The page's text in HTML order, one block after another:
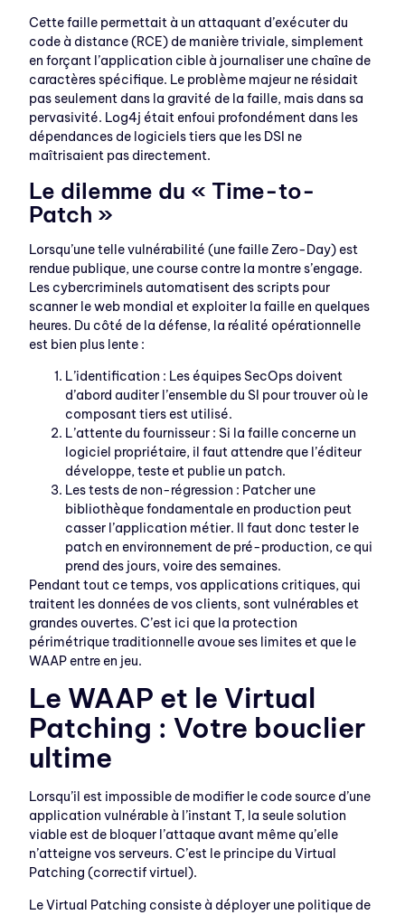
Cette faille permettait à un attaquant d’exécuter du
code à distance (RCE) de manière triviale, simplement
en forçant l’application cible à journaliser une chaîne de
caractères spécifique. Le problème majeur ne résidait
pas seulement dans la gravité de la faille, mais dans sa
pervasivité. Log4j était enfoui profondément dans les
dépendances de logiciels tiers que les DSI ne
maîtrisaient pas directement.
Le dilemme du « Time-to-
Patch »
Lorsqu’une telle vulnérabilité (une faille Zero-Day) est
rendue publique, une course contre la montre s’engage.
Les cybercriminels automatisent des scripts pour
scanner le web mondial et exploiter la faille en quelques
heures. Du côté de la défense, la réalité opérationnelle
est bien plus lente :
L’identification : Les équipes SecOps doivent
d’abord auditer l’ensemble du SI pour trouver où le
composant tiers est utilisé.
L’attente du fournisseur : Si la faille concerne un
logiciel propriétaire, il faut attendre que l’éditeur
développe, teste et publie un patch.
Les tests de non-régression : Patcher une
bibliothèque fondamentale en production peut
casser l’application métier. Il faut donc tester le
patch en environnement de pré-production, ce qui
prend des jours, voire des semaines.
Pendant tout ce temps, vos applications critiques, qui
traitent les données de vos clients, sont vulnérables et
grandes ouvertes. C’est ici que la protection
périmétrique traditionnelle avoue ses limites et que le
WAAP entre en jeu.
Le WAAP et le Virtual
Patching : Votre bouclier
ultime
Lorsqu’il est impossible de modifier le code source d’une
application vulnérable à l’instant T, la seule solution
viable est de bloquer l’attaque avant même qu’elle
n’atteigne vos serveurs. C’est le principe du Virtual
Patching (correctif virtuel).
Le Virtual Patching consiste à déployer une politique de